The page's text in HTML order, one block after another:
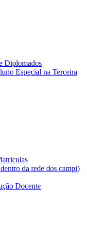
Diplomados
Especial na Terceira
da rede dos campi)
Docente